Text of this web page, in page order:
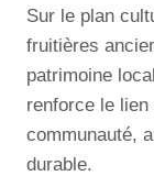
Sur le plan
fruitières
patrimoine
renforce le
communauté,
durable.